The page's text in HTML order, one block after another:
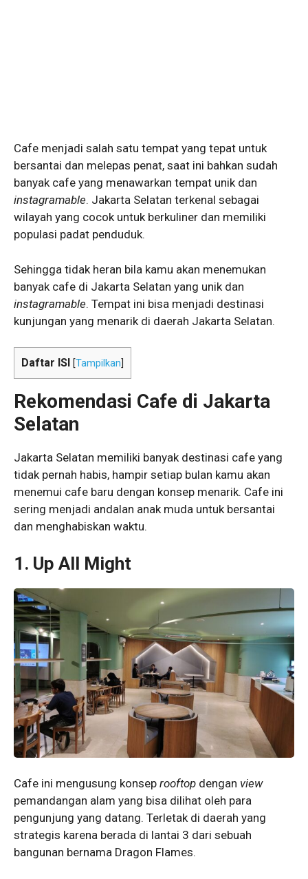
Cafe menjadi salah satu tempat yang tepat untuk
bersantai dan melepas penat, saat ini bahkan sudah
banyak cafe yang menawarkan tempat unik dan
instagramable. Jakarta Selatan terkenal sebagai
wilayah yang cocok untuk berkuliner dan memiliki
populasi padat penduduk.
Sehingga tidak heran bila kamu akan menemukan
banyak cafe di Jakarta Selatan yang unik dan
instagramable. Tempat ini bisa menjadi destinasi
kunjungan yang menarik di daerah Jakarta Selatan.
Daftar ISI [Tampilkan
Rekomendasi Cafe di Jakarta
Selatan
Jakarta Selatan memiliki banyak destinasi cafe yang
tidak pernah habis, hampir setiap bulan kamu akan
menemui cafe baru dengan konsep menarik. Cafe ini
sering menjadi andalan anak muda untuk bersantai
dan menghabiskan waktu.
1. Up All Might
Cafe ini mengusung konsep rooftop dengan view
pemandangan alam yang bisa dilihat oleh para
pengunjung yang datang. Terletak di daerah yang
strategis karena berada di lantai 3 dari sebuah
bangunan bernama Dragon Flames.